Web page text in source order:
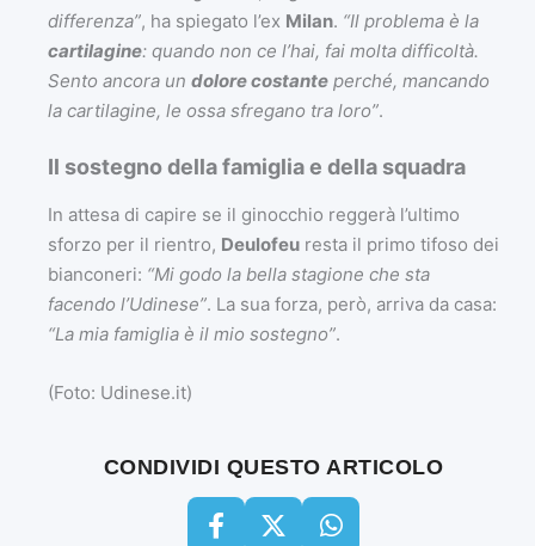
differenza”, ha spiegato l’ex Milan. “Il problema è la
cartilagine: quando non ce l’hai, fai molta difficoltà.
Sento ancora un dolore costante perché, mancando
la cartilagine, le ossa sfregano tra loro”.
Il sostegno della famiglia e della squadra
In attesa di capire se il ginocchio reggerà l’ultimo
sforzo per il rientro, Deulofeu resta il primo tifoso dei
bianconeri: “Mi godo la bella stagione che sta
facendo l’Udinese”. La sua forza, però, arriva da casa:
“La mia famiglia è il mio sostegno”.
(Foto: Udinese.it)
CONDIVIDI QUESTO ARTICOLO